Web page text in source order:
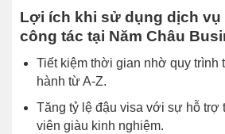
Lợi ích khi sử dụng dịch vụ
công tác tại Năm Châu
Tiết kiệm thời gian nhờ quy trình
hành từ A-Z.
Tăng tỷ lệ đậu visa với sự hỗ trợ
viên giàu kinh nghiệm.